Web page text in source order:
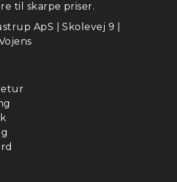
til skarpe priser.
ApS | Skolevej 9 |